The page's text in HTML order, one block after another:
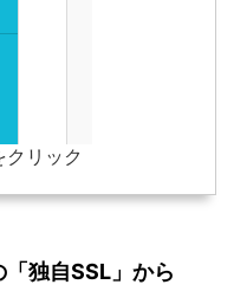
クリック
独自SSL」から